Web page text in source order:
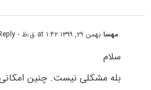
مهسابهمن ۲۹, ۱۳۹۹ at ۱:۴۲ ق٫ظ - Reply
سلام
بله مشکلی نیست. چنین